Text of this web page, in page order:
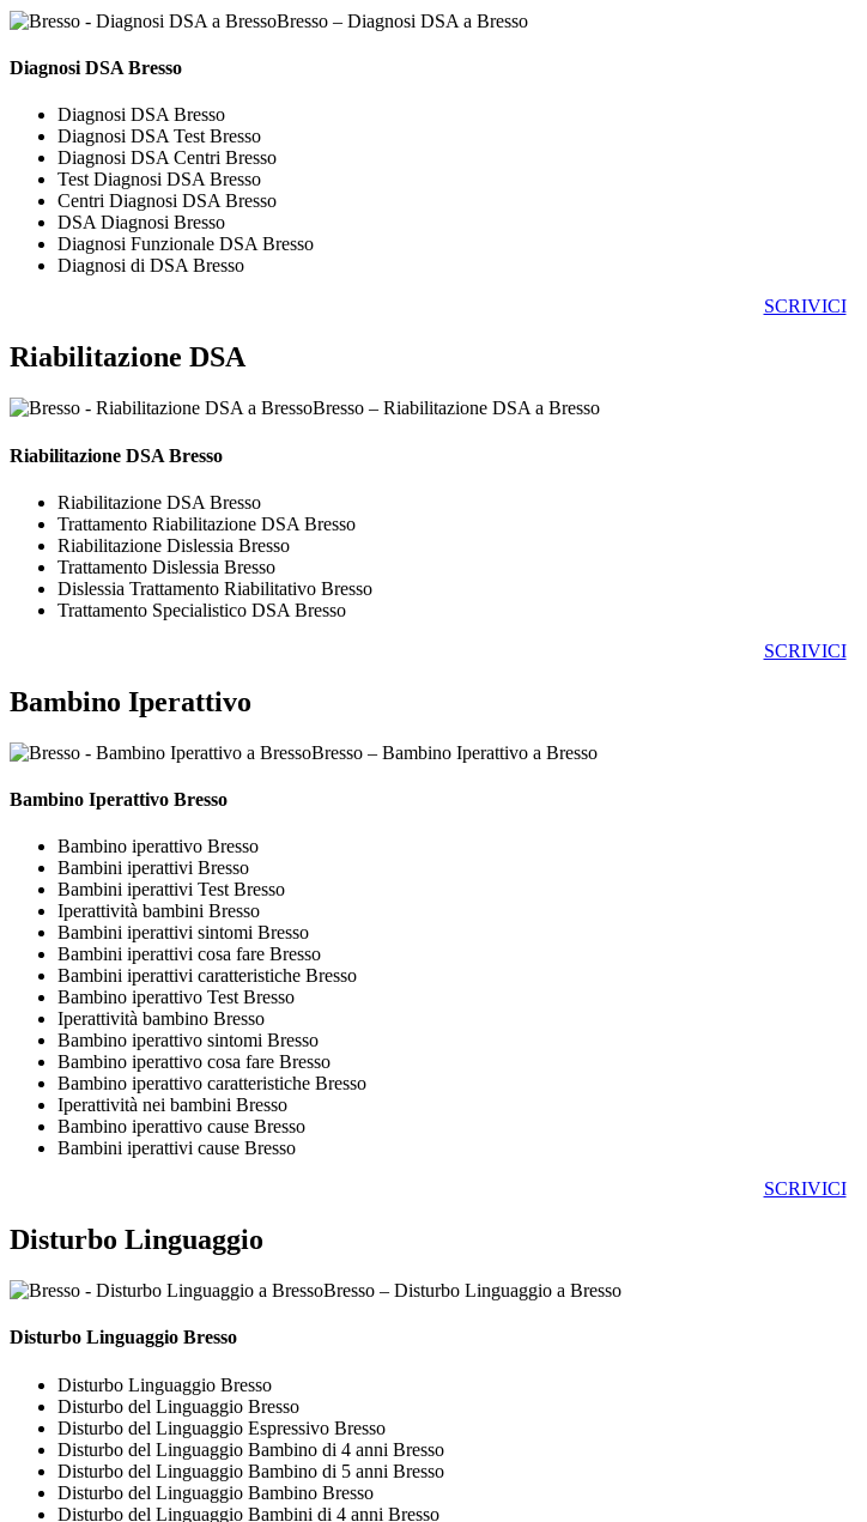
Bresso – Diagnosi DSA a Bresso
Diagnosi DSA Bresso
Diagnosi DSA Bresso
Diagnosi DSA Test Bresso
Diagnosi DSA Centri Bresso
Test Diagnosi DSA Bresso
Centri Diagnosi DSA Bresso
DSA Diagnosi Bresso
Diagnosi Funzionale DSA Bresso
Diagnosi di DSA Bresso
SCRIVICI
Riabilitazione DSA
Bresso – Riabilitazione DSA a Bresso
Riabilitazione DSA Bresso
Riabilitazione DSA Bresso
Trattamento Riabilitazione DSA Bresso
Riabilitazione Dislessia Bresso
Trattamento Dislessia Bresso
Dislessia Trattamento Riabilitativo Bresso
Trattamento Specialistico DSA Bresso
SCRIVICI
Bambino Iperattivo
Bresso – Bambino Iperattivo a Bresso
Bambino Iperattivo Bresso
Bambino iperattivo Bresso
Bambini iperattivi Bresso
Bambini iperattivi Test Bresso
Iperattività bambini Bresso
Bambini iperattivi sintomi Bresso
Bambini iperattivi cosa fare Bresso
Bambini iperattivi caratteristiche Bresso
Bambino iperattivo Test Bresso
Iperattività bambino Bresso
Bambino iperattivo sintomi Bresso
Bambino iperattivo cosa fare Bresso
Bambino iperattivo caratteristiche Bresso
Iperattività nei bambini Bresso
Bambino iperattivo cause Bresso
Bambini iperattivi cause Bresso
SCRIVICI
Disturbo Linguaggio
Bresso – Disturbo Linguaggio a Bresso
Disturbo Linguaggio Bresso
Disturbo Linguaggio Bresso
Disturbo del Linguaggio Bresso
Disturbo del Linguaggio Espressivo Bresso
Disturbo del Linguaggio Bambino di 4 anni Bresso
Disturbo del Linguaggio Bambino di 5 anni Bresso
Disturbo del Linguaggio Bambino Bresso
Disturbo del Linguaggio Bambini di 4 anni Bresso